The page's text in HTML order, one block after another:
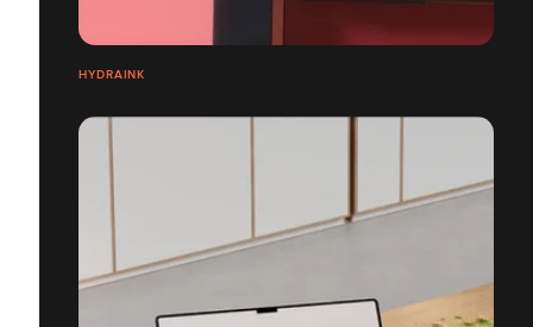
HYDRAINK